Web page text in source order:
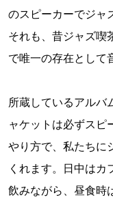
のスピーカーでジャ
それも、昔ジャズ喫
で唯一の存在として
所蔵しているアルバ
ャケットは必ずスピ
やり方で、私たちに
くれます。日中は
飲みながら、昼食時